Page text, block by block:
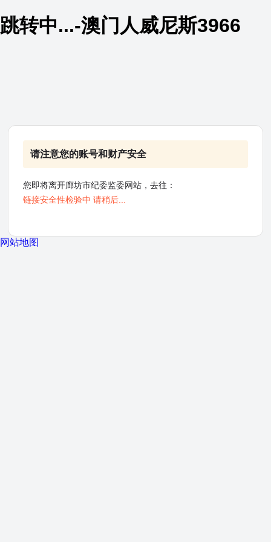
跳转中...-澳门人威尼斯3966
请注意您的账号和财产安全
您即将离开廊坊市纪委监委网站，去往：
链接安全性检验中 请稍后...
网站地图